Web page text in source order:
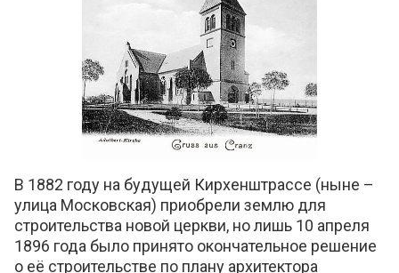
В 1882 году на будущей Кирхенштрассе (ныне –
улица Московская) приобрели землю для
строительства новой церкви, но лишь 10 апреля
1896 года было принято окончательное решение
о её строительстве по плану архитектора